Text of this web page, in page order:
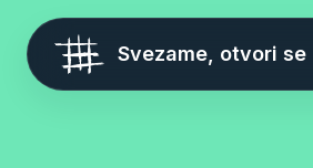
Svezame, otvori se